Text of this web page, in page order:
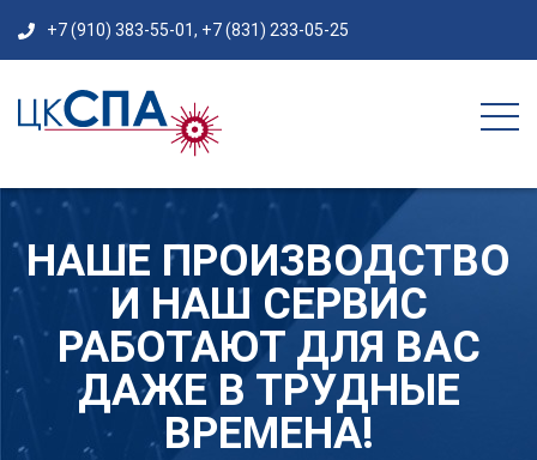
+7 (910) 383-55-01, +7 (831) 233-05-25
НАШЕ ПРОИЗВОДСТВО
И НАШ СЕРВИС
РАБОТАЮТ ДЛЯ ВАС
ДАЖЕ В ТРУДНЫЕ
ВРЕМЕНА!